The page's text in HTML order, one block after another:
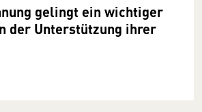
gelingt ein wichtiger
der Unterstützung ihrer